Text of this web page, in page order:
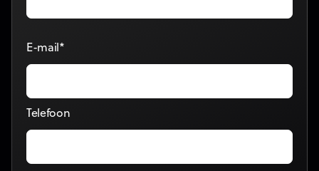
E-mail*
Telefoon